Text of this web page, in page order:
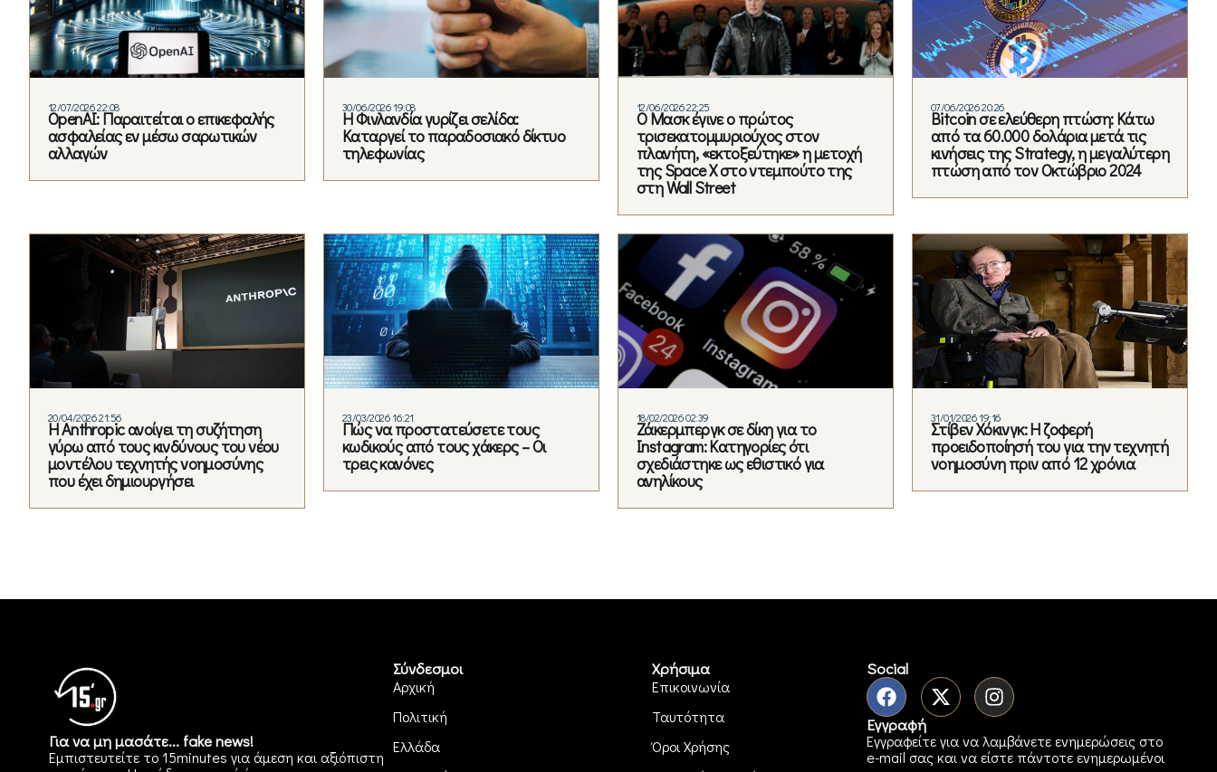
12/07/2026 22:08
OpenAI: Παραιτείται ο επικεφαλής
ασφαλείας εν μέσω σαρωτικών
αλλαγών
30/06/2026 19:08
Η Φινλανδία γυρίζει σελίδα:
Καταργεί το παραδοσιακό δίκτυο
τηλεφωνίας
12/06/2026 22:25
Ο Μασκ έγινε ο πρώτος
τρισεκατομμυριούχος στον
πλανήτη, «εκτοξεύτηκε» η μετοχή
της Space X στο ντεμπούτο της
στη Wall Street
07/06/2026 20:26
Βitcoin σε ελεύθερη πτώση: Κάτω
από τα 60.000 δολάρια μετά τις
κινήσεις της Strategy, η μεγαλύτερη
πτώση από τον Οκτώβριο 2024
20/04/2026 21:56
Η Anthropic ανοίγει τη συζήτηση
γύρω από τους κινδύνους του νέου
μοντέλου τεχνητής νοημοσύνης
που έχει δημιουργήσει
23/03/2026 16:21
Πώς να προστατεύσετε τους
κωδικούς από τους χάκερς – Οι
τρεις κανόνες
18/02/2026 02:39
Ζάκερμπεργκ σε δίκη για το
Instagram: Κατηγορίες ότι
σχεδιάστηκε ως εθιστικό για
ανηλίκους
31/01/2026 19:16
Στίβεν Χόκινγκ: Η ζοφερή
προειδοποίησή του για την τεχνητή
νοημοσύνη πριν από 12 χρόνια
Για να μη μασάτε... fake news!
Εμπιστευτείτε το 15minutes για άμεση και αξιόπιστη
Σύνδεσμοι
Αρχική
Πολιτική
Ελλάδα
Χρήσιμα
Επικοινωνία
Ταυτότητα
Όροι Χρήσης
Social
Εγγραφή
Εγγραφείτε για να λαμβάνετε ενημερώσεις στο
e-mail σας και να είστε πάντοτε ενημερωμένοι